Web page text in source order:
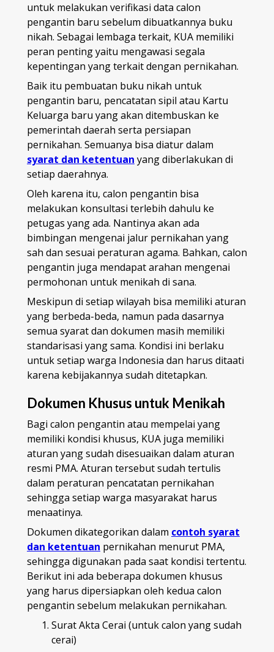
untuk melakukan verifikasi data calon
pengantin baru sebelum dibuatkannya buku
nikah. Sebagai lembaga terkait, KUA memiliki
peran penting yaitu mengawasi segala
kepentingan yang terkait dengan pernikahan.
Baik itu pembuatan buku nikah untuk
pengantin baru, pencatatan sipil atau Kartu
Keluarga baru yang akan ditembuskan ke
pemerintah daerah serta persiapan
pernikahan. Semuanya bisa diatur dalam
syarat dan ketentuan yang diberlakukan di
setiap daerahnya.
Oleh karena itu, calon pengantin bisa
melakukan konsultasi terlebih dahulu ke
petugas yang ada. Nantinya akan ada
bimbingan mengenai jalur pernikahan yang
sah dan sesuai peraturan agama. Bahkan, calon
pengantin juga mendapat arahan mengenai
permohonan untuk menikah di sana.
Meskipun di setiap wilayah bisa memiliki aturan
yang berbeda-beda, namun pada dasarnya
semua syarat dan dokumen masih memiliki
standarisasi yang sama. Kondisi ini berlaku
untuk setiap warga Indonesia dan harus ditaati
karena kebijakannya sudah ditetapkan.
Dokumen Khusus untuk Menikah
Bagi calon pengantin atau mempelai yang
memiliki kondisi khusus, KUA juga memiliki
aturan yang sudah disesuaikan dalam aturan
resmi PMA. Aturan tersebut sudah tertulis
dalam peraturan pencatatan pernikahan
sehingga setiap warga masyarakat harus
menaatinya.
Dokumen dikategorikan dalam contoh syarat
dan ketentuan pernikahan menurut PMA,
sehingga digunakan pada saat kondisi tertentu.
Berikut ini ada beberapa dokumen khusus
yang harus dipersiapkan oleh kedua calon
pengantin sebelum melakukan pernikahan.
Surat Akta Cerai (untuk calon yang sudah
cerai)